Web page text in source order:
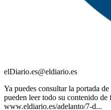
elDiario.es@eldiario.es
Ya puedes consultar la portada
pueden leer todo su contenido de
www.eldiario.es/adelanto/7-d...